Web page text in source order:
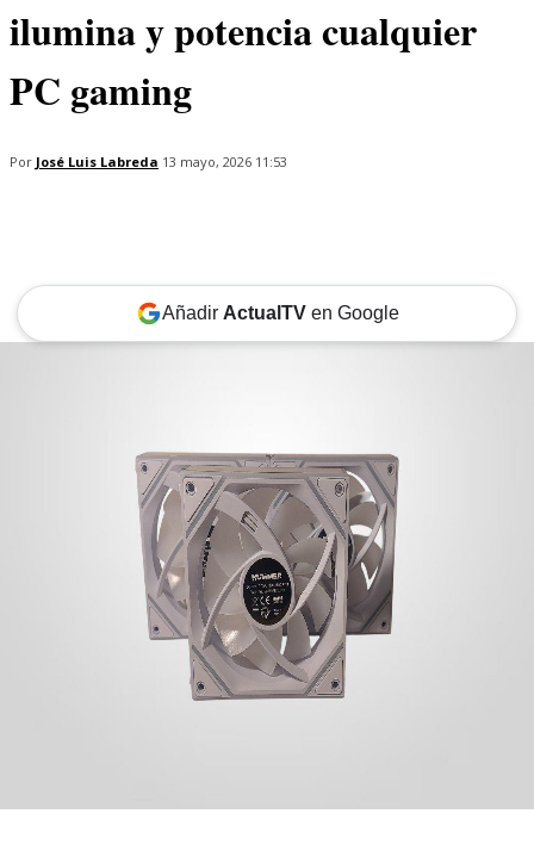
ilumina y potencia cualquier
PC gaming
Por José Luis Labreda 13 mayo, 2026 11:53
Añadir ActualTVen Google